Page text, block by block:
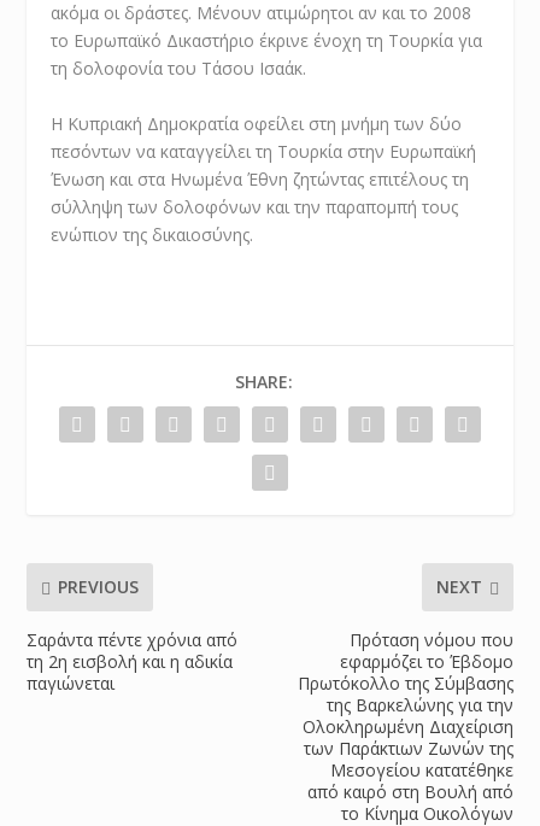
ακόμα οι δράστες. Μένουν ατιμώρητοι αν και το 2008
το Ευρωπαϊκό Δικαστήριο έκρινε ένοχη τη Τουρκία για
τη δολοφονία του Τάσου Ισαάκ.
Η Κυπριακή Δημοκρατία οφείλει στη μνήμη των δύο
πεσόντων να καταγγείλει τη Τουρκία στην Ευρωπαϊκή
Ένωση και στα Ηνωμένα Έθνη ζητώντας επιτέλους τη
σύλληψη των δολοφόνων και την παραπομπή τους
ενώπιον της δικαιοσύνης.
SHARE:
PREVIOUS
Σαράντα πέντε χρόνια από
τη 2η εισβολή και η αδικία
παγιώνεται
NEXT
Πρόταση νόμου που
εφαρμόζει το Έβδομο
Πρωτόκολλο της Σύμβασης
της Βαρκελώνης για την
Ολοκληρωμένη Διαχείριση
των Παράκτιων Ζωνών της
Μεσογείου κατατέθηκε
από καιρό στη Βουλή από
το Κίνημα Οικολόγων